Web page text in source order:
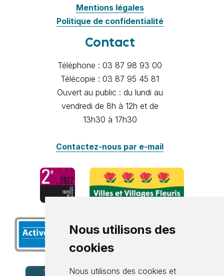
Nous utilisons des
cookies
Nous utilisons des cookies et
Mentions légales
Politique de confidentialité
Contact
Téléphone : 03 87 98 93 00
Télécopie : 03 87 95 45 81
Ouvert au public : du lundi au
vendredi de 8h à 12h et de
13h30 à 17h30
Contactez-nous par e-mail